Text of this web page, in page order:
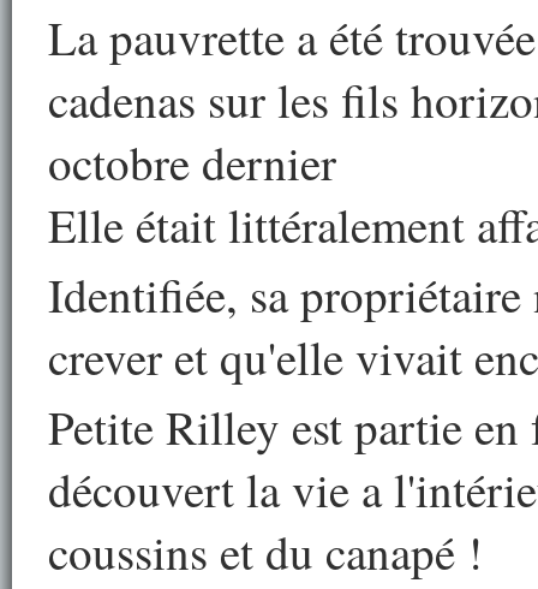
La pauvrette a été
cadenas sur les fils
octobre dernier
Elle était littéralement
Identifiée, sa
crever et qu'elle vivait
Petite Rilley est partie
découvert la vie a
coussins et du canapé !